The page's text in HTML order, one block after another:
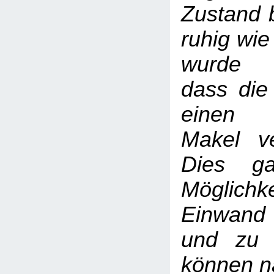
Zustand
ruhig
wurde
dass die
einen
Makel
Dies
und zu
können